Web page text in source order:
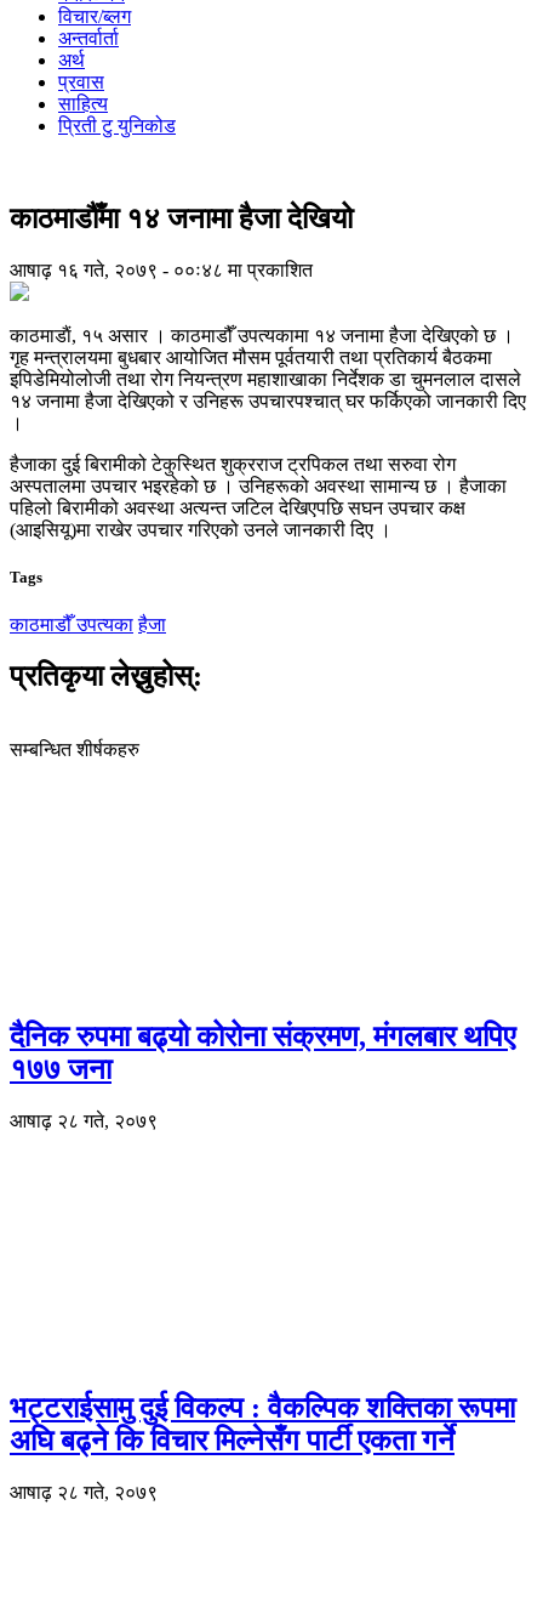
विचार/ब्लग
अन्तर्वार्ता
अर्थ
प्रवास
साहित्य
प्रिती टु युनिकोड
काठमाडौँमा १४ जनामा हैजा देखियो
आषाढ़ १६ गते, २०७९ - ००ः४८ मा प्रकाशित
काठमाडाैं, १५ असार । काठमाडौँ उपत्यकामा १४ जनामा हैजा देखिएको छ ।
गृह मन्त्रालयमा बुधबार आयोजित मौसम पूर्वतयारी तथा प्रतिकार्य बैठकमा
इपिडेमियोलोजी तथा रोग नियन्त्रण महाशाखाका निर्देशक डा चुमनलाल दासले
१४ जनामा हैजा देखिएको र उनिहरू उपचारपश्चात् घर फर्किएको जानकारी दिए
।
हैजाका दुई बिरामीको टेकुस्थित शुक्रराज ट्रपिकल तथा सरुवा रोग
अस्पतालमा उपचार भइरहेको छ । उनिहरूको अवस्था सामान्य छ । हैजाका
पहिलो बिरामीको अवस्था अत्यन्त जटिल देखिएपछि सघन उपचार कक्ष
(आइसियू)मा राखेर उपचार गरिएको उनले जानकारी दिए ।
Tags
काठमाडौँ उपत्यका हैजा
प्रतिकृया लेख्नुहोस्:
सम्बन्धित शीर्षकहरु
दैनिक रुपमा बढ्यो कोरोना संक्रमण, मंगलबार थपिए
१७७ जना
आषाढ़ २८ गते, २०७९
भट्टराईसामु दुई विकल्प : वैकल्पिक शक्तिका रूपमा
अघि बढ्ने कि विचार मिल्नेसँग पार्टी एकता गर्ने
आषाढ़ २८ गते, २०७९